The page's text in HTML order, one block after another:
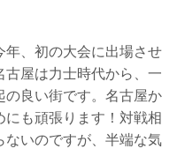
年、初の大会に出場させ
古屋は力士時代から、一
の良い街です。名古屋か
にも頑張ります！対戦相
ないのですが、半端な気